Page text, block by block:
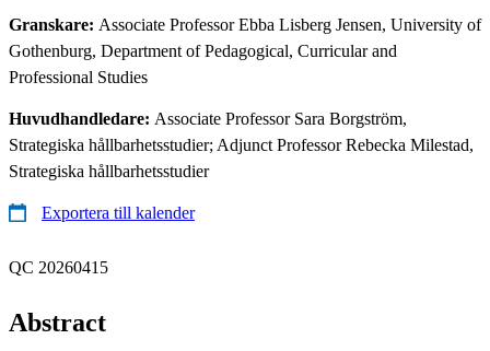
Granskare: Associate Professor Ebba Lisberg Jensen, University of
Gothenburg, Department of Pedagogical, Curricular and
Professional Studies
Huvudhandledare: Associate Professor Sara Borgström,
Strategiska hållbarhetsstudier; Adjunct Professor Rebecka Milestad,
Strategiska hållbarhetsstudier
Exportera till kalender
QC 20260415
Abstract